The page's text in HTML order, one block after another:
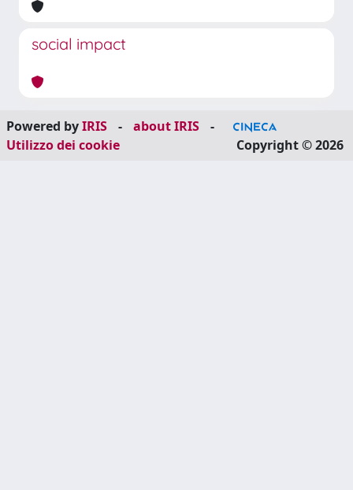
social impact
Powered byIRIS - about IRIS
-
Utilizzo dei cookie
Copyright © 2026